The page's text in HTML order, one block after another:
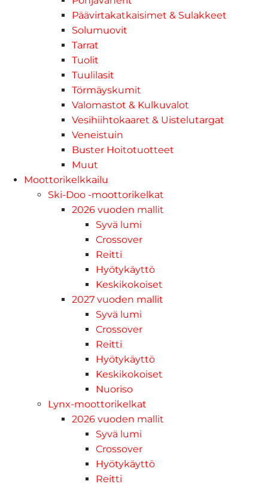
Päävirtakatkaisimet & Sulakkeet
Solumuovit
Tarrat
Tuolit
Tuulilasit
Törmäyskumit
Valomastot & Kulkuvalot
Vesihiihtokaaret & Uistelutargat
Veneistuin
Buster Hoitotuotteet
Muut
Moottorikelkkailu
Ski-Doo -moottorikelkat
2026 vuoden mallit
Syvä lumi
Crossover
Reitti
Hyötykäyttö
Keskikokoiset
2027 vuoden mallit
Syvä lumi
Crossover
Reitti
Hyötykäyttö
Keskikokoiset
Nuoriso
Lynx-moottorikelkat
2026 vuoden mallit
Syvä lumi
Crossover
Hyötykäyttö
Reitti